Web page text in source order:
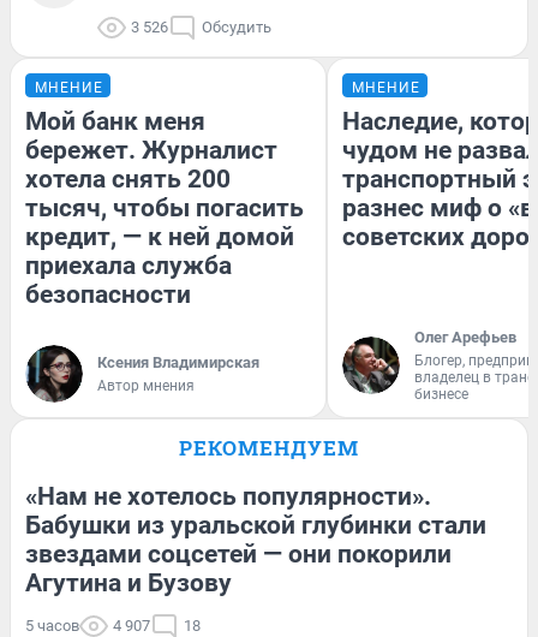
3 526 Обсудить
МНЕНИЕ
Мой банк меня
бережет. Журналист
хотела снять 200
тысяч, чтобы погасить
кредит, — к ней домой
приехала служба
безопасности
Ксения Владимирская
Автор мнения
МНЕНИЕ
Наследие,
чудом не
транспортный
разнес миф о
советских
Олег Арефьев
Блогер,
владелец в
бизнесе
РЕКОМЕНДУЕМ
«Нам не хотелось популярности».
Бабушки из уральской глубинки стали
звездами соцсетей — они покорили
Агутина и Бузову
5 часов 4 907 18